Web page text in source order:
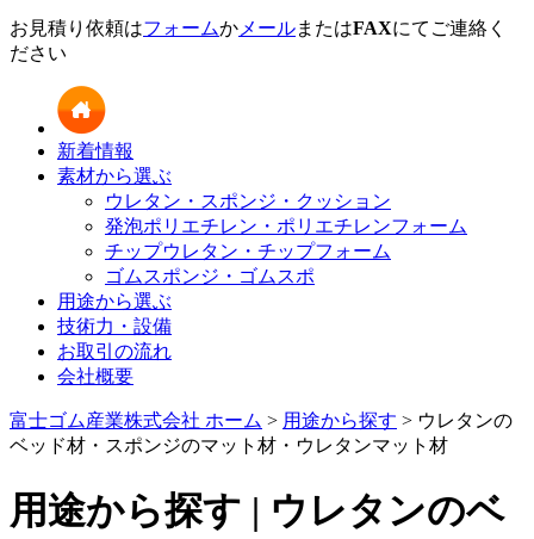
お見積り依頼はフォームか メールまたはFAXにてご連絡く
ださい
新着情報
素材から選ぶ
ウレタン・スポンジ・クッション
発泡ポリエチレン・ポリエチレンフォーム
チップウレタン・チップフォーム
ゴムスポンジ・ゴムスポ
用途から選ぶ
技術力・設備
お取引の流れ
会社概要
富士ゴム産業株式会社 ホーム > 用途から探す > ウレタンの
ベッド材・スポンジのマット材・ウレタンマット材
用途から探す | ウレタンのベ